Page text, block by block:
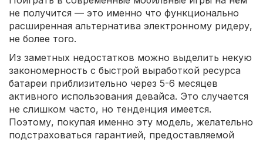
не получится — это именно что функционально
расширенная альтернатива электронному ридеру,
не более того.
Из заметных недостатков можно выделить некую
закономерность с быстрой выработкой ресурса
батареи приблизительно через 5-6 месяцев
активного использования девайса. Это случается
не слишком часто, но тенденция имеется.
Поэтому, покупая именно эту модель, желательно
подстраховаться гарантией, предоставляемой